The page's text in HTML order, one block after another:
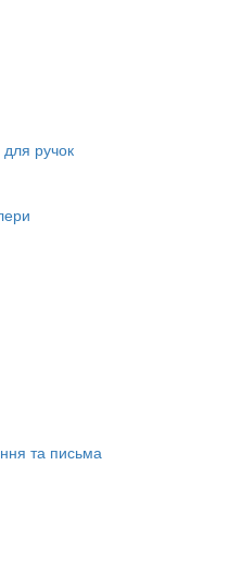
для ручок
та письма